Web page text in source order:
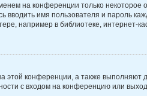
на конференции только некоторое
вводить имя пользователя и пароль
например в библиотеке, интернет-
конференции, а также выполняют
с входом на конференцию или